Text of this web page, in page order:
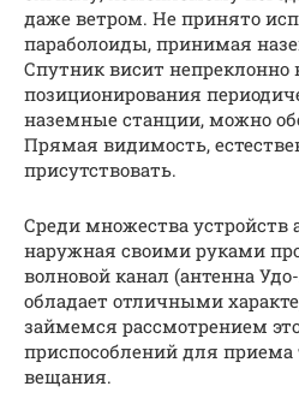
даже ветром. Не принято
параболоиды, принимая
Спутник висит непреклонно
позиционирования
наземные станции, можно
Прямая видимость,
присутствовать.
Среди множества устройств
наружная своими руками
волновой канал (антенна
обладает отличными
займемся рассмотрением
приспособлений для приема
вещания.